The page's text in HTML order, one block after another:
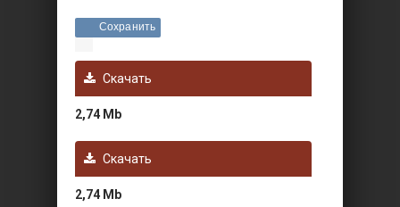
Сохранить
Скачать
2,74 Mb
Скачать
2,74 Mb